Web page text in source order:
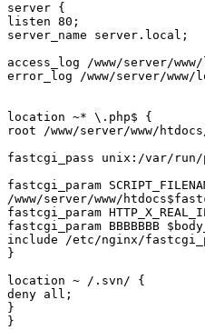
server {
listen 80;
server_name server.local;
access_log /www/server/
error_log /www/server/
location ~* \.php$ {
root /www/server/www/
fastcgi_pass unix:/var/run/
fastcgi_param
/www/server/www/
fastcgi_param
fastcgi_param BBBBBBB
include /etc/nginx/
}
location ~ /.svn/ {
deny all;
}
}